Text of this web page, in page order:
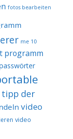
fotos bearbeiten
me 10
programm
tipp der
video
video